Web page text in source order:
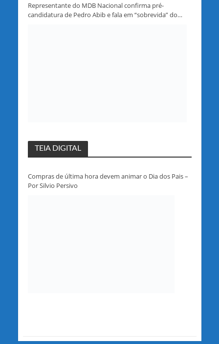
Representante do MDB Nacional confirma pré-
candidatura de Pedro Abib e fala em “sobrevida” do
TEIA DIGITAL
Compras de última hora devem animar o Dia dos Pais –
Por Silvio Persivo